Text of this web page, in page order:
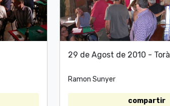
29 de Agost de 2010 - Torà
Ramon Sunyer
compartir